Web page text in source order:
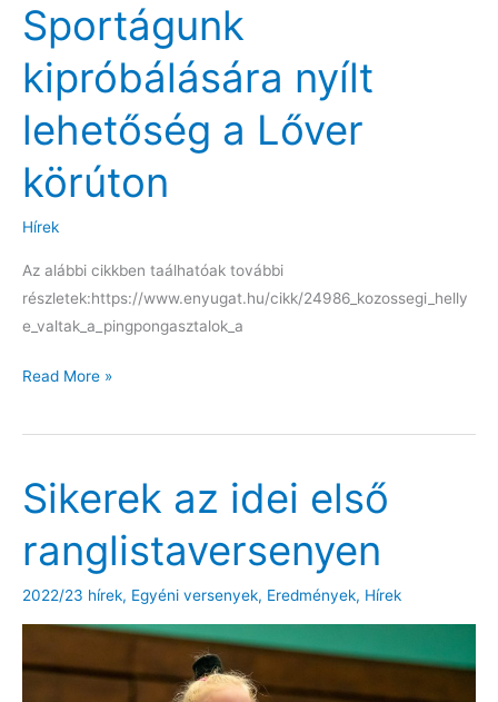
Sportágunk
kipróbálására nyílt
lehetőség a Lőver
körúton
Hírek
Az alábbi cikkben taálhatóak további
részletek:https://www.enyugat.hu/cikk/24986_kozossegi_helly
e_valtak_a_pingpongasztalok_a
Sportágunk
nyílt
a
Lőver
körúton
Read More »
Sikerek az idei első
ranglistaversenyen
2022/23 hírek, Egyéni versenyek, Eredmények, Hírek